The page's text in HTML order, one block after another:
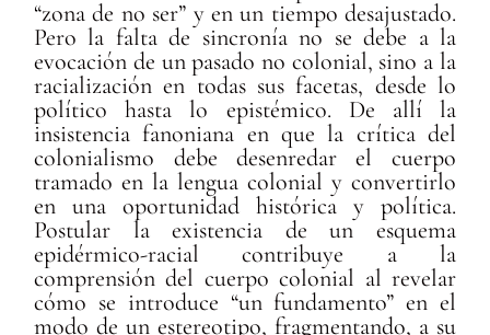
“zona de no ser” y en un tiempo desajustado.
Pero la falta de sincronía no se debe a la
evocación de un pasado no colonial, sino a la
racialización en todas sus facetas, desde lo
político hasta lo epistémico. De allí la
insistencia fanoniana en que la crítica del
colonialismo debe desenredar el cuerpo
tramado en la lengua colonial y convertirlo
en una oportunidad histórica y política.
Postular la existencia de un esquema
epidérmico-racial contribuye a la
comprensión del cuerpo colonial al revelar
cómo se introduce “un fundamento” en el
modo de un estereotipo, fragmentando, a su